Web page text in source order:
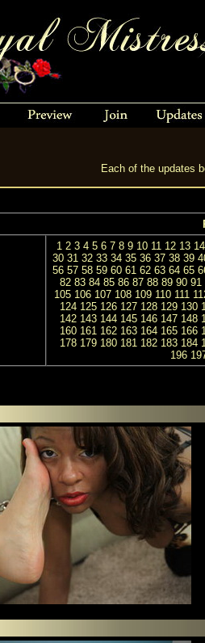
Each of the updates
1 2 3 4 5 6 7 8 9 10 11 12 13 14
30 31 32 33 34 35 36 37 38 39
56 57 58 59 60 61 62 63 64 65
82 83 84 85 86 87 88 89 90 91
105 106 107 108 109 110 111
124 125 126 127 128 129 130
142 143 144 145 146 147 148
160 161 162 163 164 165 166
178 179 180 181 182 183 184
196